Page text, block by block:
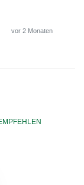
vor 2 Monaten